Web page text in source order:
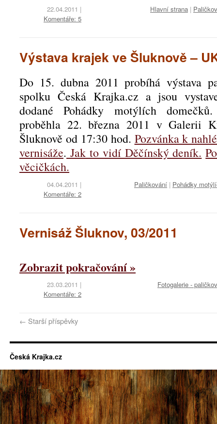
22.04.2011 |
Komentáře: 5
Hlavní strana |
Výstava krajek ve Šluknově –
Do 15. dubna 2011 probíhá výstava
spolku Česká Krajka.cz a jsou
dodané Pohádky motýlích
proběhla 22. března 2011 v Galerii
Šluknově od 17:30 hod. Pozvánka k
vernisáže. Jak to vidí Děčínský deník.
věcičkách.
04.04.2011 |
Komentáře: 2
Paličkování | Pohádky
Vernisáž Šluknov, 03/2011
Zobrazit pokračování »
23.03.2011 |
Komentáře: 2
Fotogalerie -
← Starší příspěvky
Česká Krajka.cz